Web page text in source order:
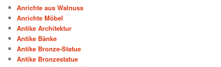
Anrichte aus Walnuss
Anrichte Möbel
Antike Architektur
Antike Bänke
Antike Bronze-Statue
Antike Bronzestatue